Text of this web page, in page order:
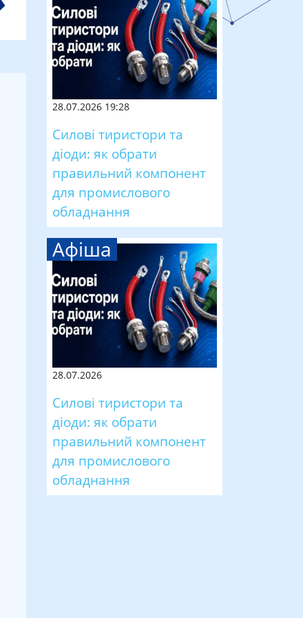
28.07.2026 19:28
Силові тиристори та
діоди: як обрати
правильний компонент
для промислового
обладнання
Афіша
28.07.2026
Силові тиристори та
діоди: як обрати
правильний компонент
для промислового
обладнання